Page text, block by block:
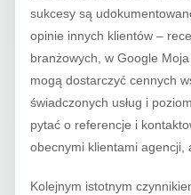
sukcesy są
opinie innych klientów –
branżowych, w Google
mogą dostarczyć cennych
świadczonych usług i
pytać o referencje i
obecnymi klientami agencji,
Kolejnym istotnym